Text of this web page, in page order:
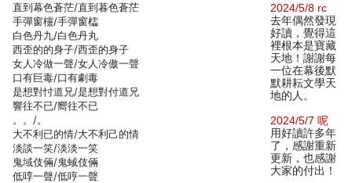
直到幕色蒼茫/直到暮色蒼茫
手彈窗欞/手彈窗櫺
白色丹九/白色丹丸
西歪的的身子/西歪的身子
女人冷做一聲/女人冷傲一聲
口有巨毒/口有劇毒
是想對忖道兄/是想對付道兄
響往不已/嚮往不已
。。/。
大不利已的情/大不利己的情
淡談一笑/淡淡一笑
鬼域伎倆/鬼蜮伎倆
低啍一聲/低哼一聲
2024/5/8 rc
去年偶然發現
好讀，覺得這
裡根本是寶藏
天地！謝謝每
一位在幕後默
默耕耘文學天
地的人。
2024/5/7 呢
用好讀許多年
了，感謝重新
更新，也感謝
大家的付出！